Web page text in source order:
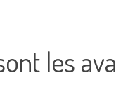
les